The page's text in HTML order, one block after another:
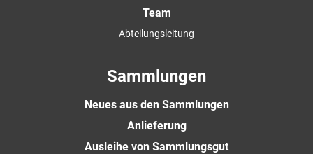
Team
Abteilungsleitung
Sammlungen
Neues aus den Sammlungen
Anlieferung
Ausleihe von Sammlungsgut